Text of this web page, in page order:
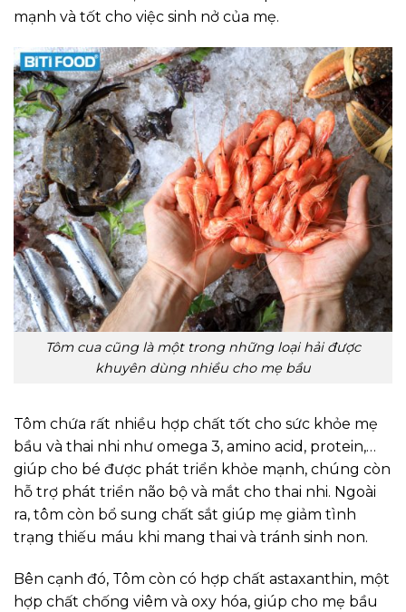
mạnh và tốt cho việc sinh nở của mẹ.
Tôm cua cũng là một trong những loại hải được
khuyên dùng nhiều cho mẹ bầu
Tôm chứa rất nhiều hợp chất tốt cho sức khỏe mẹ
bầu và thai nhi như omega 3, amino acid, protein,…
giúp cho bé được phát triển khỏe mạnh, chúng còn
hỗ trợ phát triển não bộ và mắt cho thai nhi. Ngoài
ra, tôm còn bổ sung chất sắt giúp mẹ giảm tình
trạng thiếu máu khi mang thai và tránh sinh non.
Bên cạnh đó, Tôm còn có hợp chất astaxanthin, một
hợp chất chống viêm và oxy hóa, giúp cho mẹ bầu